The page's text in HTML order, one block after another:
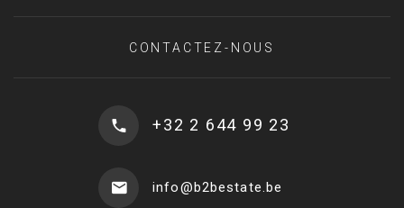
CONTACTEZ-NOUS
+32 2 644 99 23
info@b2bestate.be